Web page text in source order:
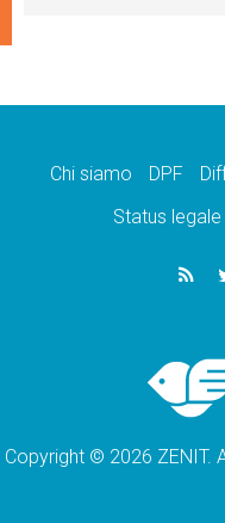
Chi siamo DPF
Status legale
Copyright © 2026 ZENIT.